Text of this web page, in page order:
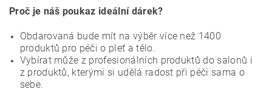
Proč je náš poukaz ideální dárek?
Obdarovaná bude mít na výběr více než 1400
produktů pro péči o pleť a tělo.
Vybírat může z profesionálních produktů do salonů i
z produktů, kterými si udělá radost při péči sama o
sebe.